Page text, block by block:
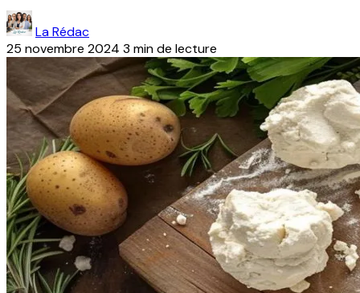
La Rédac
25 novembre 2024 3 min de lecture